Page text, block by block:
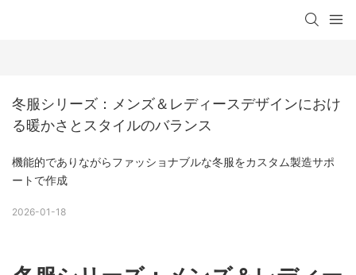
冬服シリーズ：メンズ＆レディースデザインにおけ
る暖かさとスタイルのバランス
機能的でありながらファッショナブルな冬服をカスタム製造サポ
ートで作成
2026-01-18